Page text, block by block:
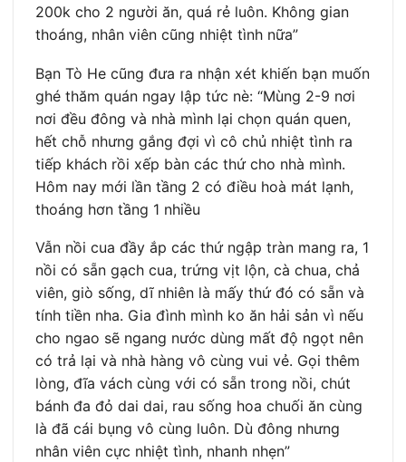
200k cho 2 người ăn, quá rẻ luôn. Không gian
thoáng, nhân viên cũng nhiệt tình nữa”
Bạn Tò He cũng đưa ra nhận xét khiến bạn muốn
ghé thăm quán ngay lập tức nè: “Mùng 2-9 nơi
nơi đều đông và nhà mình lại chọn quán quen,
hết chỗ nhưng gắng đợi vì cô chủ nhiệt tình ra
tiếp khách rồi xếp bàn các thứ cho nhà mình.
Hôm nay mới lần tầng 2 có điều hoà mát lạnh,
thoáng hơn tầng 1 nhiều
Vẫn nồi cua đầy ắp các thứ ngập tràn mang ra, 1
nồi có sẵn gạch cua, trứng vịt lộn, cà chua, chả
viên, giò sống, dĩ nhiên là mấy thứ đó có sẵn và
tính tiền nha. Gia đình mình ko ăn hải sản vì nếu
cho ngao sẽ ngang nước dùng mất độ ngọt nên
có trả lại và nhà hàng vô cùng vui vẻ. Gọi thêm
lòng, đĩa vách cùng với có sẵn trong nồi, chút
bánh đa đỏ dai dai, rau sống hoa chuối ăn cùng
là đã cái bụng vô cùng luôn. Dù đông nhưng
nhân viên cực nhiệt tình, nhanh nhẹn”